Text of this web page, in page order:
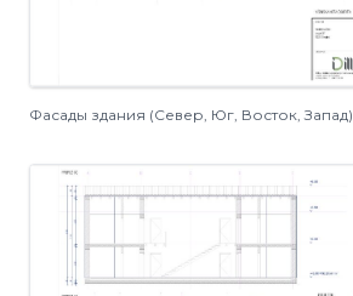
Фасады здания (Север, Юг, Восток, Запад)